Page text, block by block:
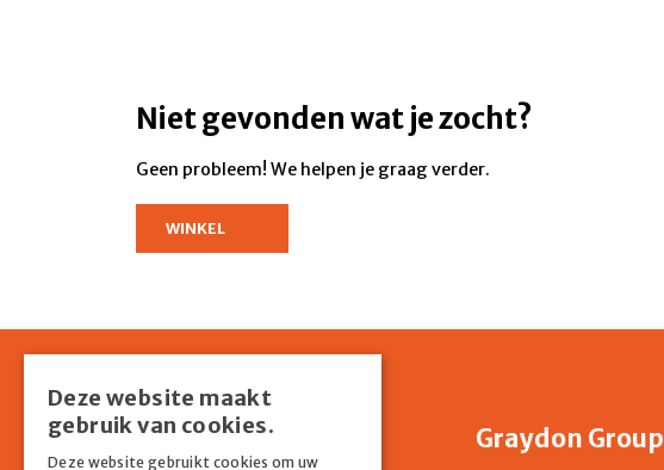
Niet gevonden wat je zocht?
Geen probleem! We helpen je graag verder.
WINKEL
Shop Graydon Group
Deze website maakt
gebruik van cookies.
Deze website gebruikt cookies om uw